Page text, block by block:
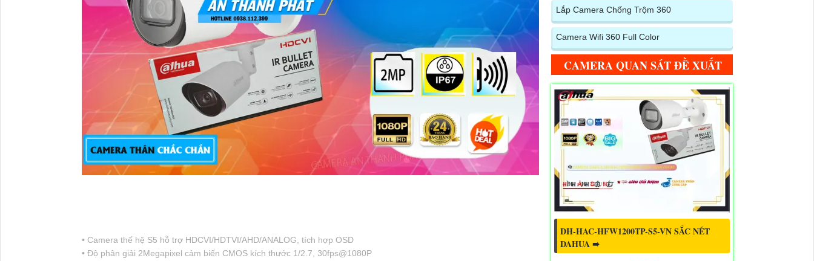
• Camera thế hệ S5 hỗ trợ HDCVI/HDTVI/AHD/ANALOG, tích hợp OSD
• Độ phân giải 2Megapixel cảm biến CMOS kích thước 1/2.7, 30fps@1080P
Lắp Camera Chống Trộm 360
Camera Wifi 360 Full Color
CAMERA QUAN SÁT ĐỀ XUẤT
DH-HAC-HFW1200TP-S5-VN SẮC NÉT
DAHUA ➠